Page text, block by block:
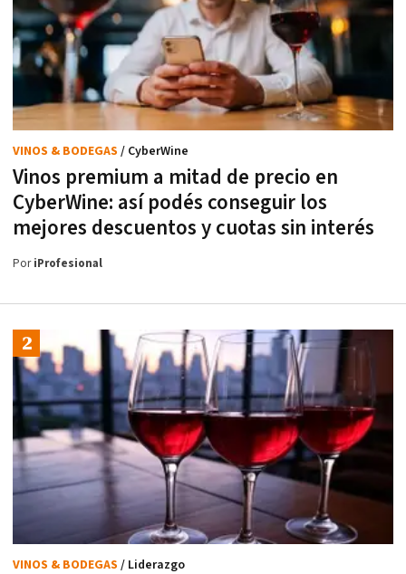
Vinos premium a mitad de precio en
CyberWine: así podés conseguir los
mejores descuentos y cuotas sin interés
VINOS & BODEGAS / CyberWine
PoriProfesional
VINOS & BODEGAS / Liderazgo